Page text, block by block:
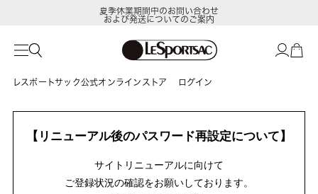
夏季休業期間中のお問い合わせ
および発送についてのご案内
レスポートサック公式オンラインストア ログイン
【リニューアル後のパスワード再設定について】
サイトリニューアルに向けて
ご登録状況の確認をお願いしております。